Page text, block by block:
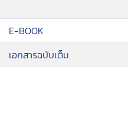
E-BOOK
เอกสารฉบับเต็ม